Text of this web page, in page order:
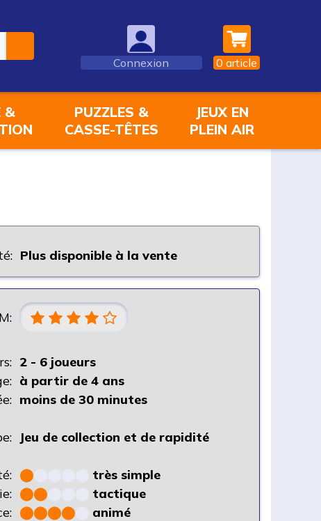
Connexion 0 article
&
PUZZLES &
CASSE-TÊTES
JEUX EN
PLEIN AIR
Plus disponible à la vente
2 - 6 joueurs
à partir de 4 ans
moins de 30 minutes
Jeu de collection et de rapidité
⬤
très simple
⬤⬤
tactique
⬤⬤⬤⬤
animé